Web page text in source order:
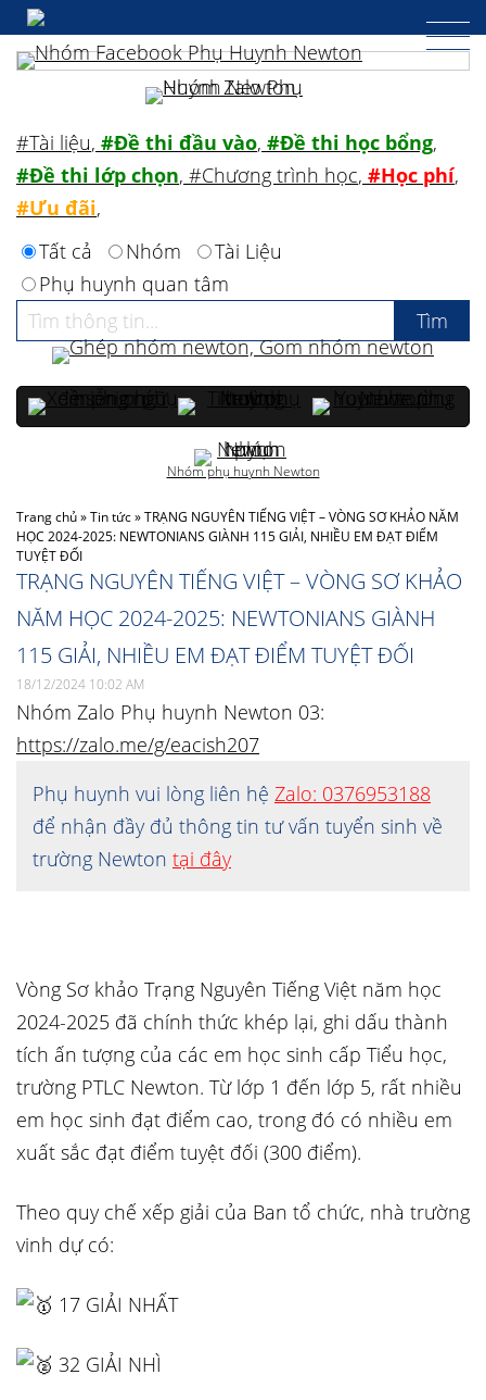
Trang chủ»Tin tức»TRẠNG NGUYÊN TIẾNG VIỆT – VÒNG SƠ KHẢO NĂM
HỌC 2024-2025: NEWTONIANS GIÀNH 115 GIẢI, NHIỀU EM ĐẠT ĐIỂM
TUYỆT ĐỐI
TRẠNG NGUYÊN TIẾNG VIỆT – VÒNG SƠ KHẢO
NĂM HỌC 2024-2025: NEWTONIANS GIÀNH
115 GIẢI, NHIỀU EM ĐẠT ĐIỂM TUYỆT ĐỐI
18/12/2024 10:02 AM
Nhóm Zalo Phụ huynh Newton 03:
https://zalo.me/g/eacish207
Phụ huynh vui lòng liên hệ Zalo: 0376953188
để nhận đầy đủ thông tin tư vấn tuyển sinh về
trường Newton tại đây
Vòng Sơ khảo Trạng Nguyên Tiếng Việt năm học
2024-2025 đã chính thức khép lại, ghi dấu thành
tích ấn tượng của các em học sinh cấp Tiểu học,
trường PTLC Newton. Từ lớp 1 đến lớp 5, rất nhiều
em học sinh đạt điểm cao, trong đó có nhiều em
xuất sắc đạt điểm tuyệt đối (300 điểm).
Theo quy chế xếp giải của Ban tổ chức, nhà trường
vinh dự có:
17 GIẢI NHẤT
32 GIẢI NHÌ
#Tài liệu, #Đề thi đầu vào, #Đề thi học bổng,
#Đề thi lớp chọn, #Chương trình học, #Học phí,
#Ưu đãi,
Tất cả
Nhóm
Tài Liệu
Phụ huynh quan tâm
Nhóm phụ huynh Newton